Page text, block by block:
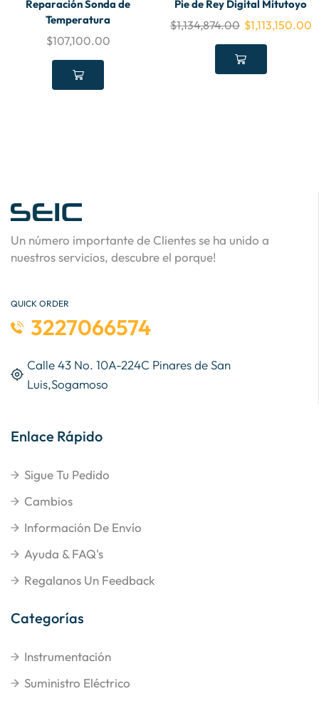
Reparación Sonda de
Temperatura
$107,100.00
Pie de Rey Digital Mitutoyo
$1,134,874.00 $1,113,150.00
Un número importante de Clientes se ha unido a
nuestros servicios, descubre el porque!
QUICK ORDER
3227066574
Calle 43 No. 10A-224C Pinares de San
Luis,Sogamoso
Enlace Rápido
Sigue Tu Pedido
Cambios
Información De Envío
Ayuda & FAQ's
Regalanos Un Feedback
Categorías
Instrumentación
Suministro Eléctrico